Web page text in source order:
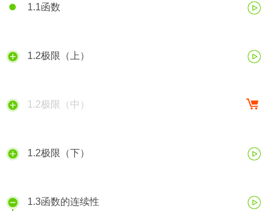
1.1函数
1.2极限（上）
1.2极限（中）
1.2极限（下）
1.3函数的连续性